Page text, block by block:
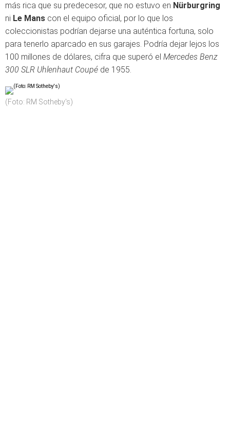
más rica que su predecesor, que no estuvo en Nürburgring
ni Le Mans con el equipo oficial, por lo que los
coleccionistas podrían dejarse una auténtica fortuna, solo
para tenerlo aparcado en sus garajes. Podría dejar lejos los
100 millones de dólares, cifra que superó el Mercedes Benz
300 SLR Uhlenhaut Coupé de 1955.
(Foto: RM Sotheby's)